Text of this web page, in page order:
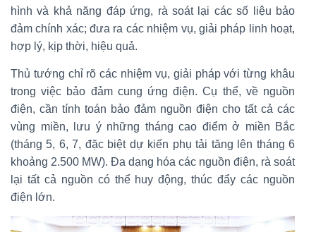
hình và khả năng đáp ứng, rà soát lại các số liệu bảo
đảm chính xác; đưa ra các nhiệm vụ, giải pháp linh hoạt,
hợp lý, kịp thời, hiệu quả.
Thủ tướng chỉ rõ các nhiệm vụ, giải pháp với từng khâu
trong việc bảo đảm cung ứng điện. Cụ thể, về nguồn
điện, cần tính toán bảo đảm nguồn điện cho tất cả các
vùng miền, lưu ý những tháng cao điểm ở miền Bắc
(tháng 5, 6, 7, đặc biệt dự kiến phụ tải tăng lên tháng 6
khoảng 2.500 MW). Đa dạng hóa các nguồn điện, rà soát
lại tất cả nguồn có thể huy động, thúc đẩy các nguồn
điện lớn.